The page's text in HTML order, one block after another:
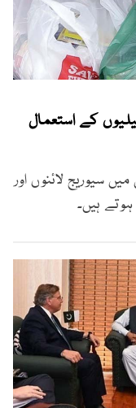
کے استعمال
سیوریج لائنوں اور
ہیں۔